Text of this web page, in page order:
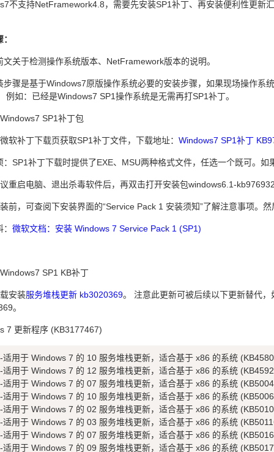
不支持NetFramework4.8，需要先安装SP1补丁、再安装便利性更新
文关于检测操作系统版本、NetFramework版本的说明。
步骤是基于Windows7原版操作系统必要的安装步骤，如果现场操作系
例如：已经是Windows7 SP1操作系统是无需再打SP1补丁。
SP1补丁包
软补丁下载页获取SP1补丁文件，下载地址： Windows7 SP1补丁
：SP1补丁下载时提供了EXE、MSU两种格式文件，任选一个既可。
重启电脑、退出杀毒软件后，再双击打开安装包windows6.1-
前，可查阅下安装界面的“Service Pack 1 安装须知”了解注意事项。
微软文档：安装 Windows 7 Service Pack 1 (SP1)
SP1 KB补丁
安装服务堆栈更新 kb3020369。 注意此更新可被后续以下更新替代
。
7 更新程序 (KB3177467)
适用于 Windows 7 的 10 服务堆栈更新，适合基于 x86 的系统
适用于 Windows 7 的 12 服务堆栈更新，适合基于 x86 的系统
适用于 Windows 7 的 07 服务堆栈更新，适合基于 x86 的系统
适用于 Windows 7 的 10 服务堆栈更新，适合基于 x86 的系统
适用于 Windows 7 的 02 服务堆栈更新，适合基于 x86 的系统
适用于 Windows 7 的 03 服务堆栈更新，适合基于 x86 的系统
适用于 Windows 7 的 07 服务堆栈更新，适合基于 x86 的系统
适用于 Windows 7 的 09 服务堆栈更新，适合基于 x86 的系统